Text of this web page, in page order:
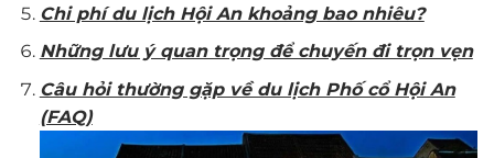
Chi phí du lịch Hội An khoảng bao nhiêu?
Những lưu ý quan trọng để chuyến đi trọn vẹn
Câu hỏi thường gặp về du lịch Phố cổ Hội An
(FAQ)